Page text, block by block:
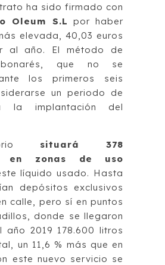
ha sido firmado con
Oleum S.L por haber
elevada, 40,03 euros
al año. El método de
que no se
los primeros seis
un periodo de
la implantación del
situará 378
en zonas de uso
líquido usado. Hasta
depósitos exclusivos
calle, pero sí en puntos
donde se llegaron
año 2019 178.600 litros
un 11,6 % más que en
este nuevo servicio se